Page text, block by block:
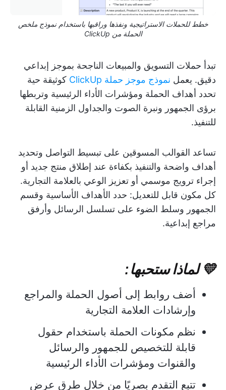
خطط للحملات الاستراتيجية ونفذها وراقبها باستخدام نموذج ملخص
الحملة من ClickUp
تبدأ حملات التسويق والمبيعات الناجحة بموجز إبداعي
دقيق. يعمل نموذج موجز حملة ClickUp
كوثيقة حية
تحدد أهداف الحملة ومؤشرات الأداء الرئيسية وتربطها
برؤى الجمهور ونبرة الصوت والجداول الزمنية القابلة
للتنفيذ.
تساعد القوالب المسوقين على تبسيط التواصل وتحديد
أهداف واضحة والتنفيذ بكفاءة عند إطلاق منتج جديد أو
إجراء ترويج موسمي أو تعزيز الوعي بالعلامة التجارية.
كل مكون قابل للتعديل: حدد الأهداف الأساسية وقسم
الجمهور وسلط الضوء على تسلسل الرسائل وأرفق
مراجع إبداعية.
💛 لماذا ستحبها:
أضف روابط إلى أصول الحملة والمراجع
وإرشادات العلامة التجارية
نظم مكونات الحملة باستخدام حقول
قابلة للتخصيص للجمهور والرسائل
والقنوات ومؤشرات الأداء الرئيسية
تتبع التقدم بصريًا من خلال طرق عرض